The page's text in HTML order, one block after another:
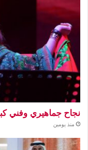
نجاح جماهيري وفني
منذ يومين